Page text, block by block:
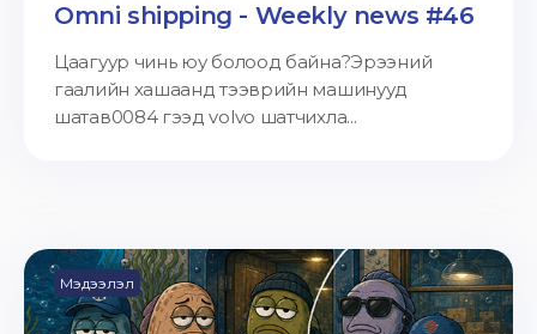
Omni shipping - Weekly news #46
Цаагуур чинь юу болоод байна?Эрээний
гаалийн хашаанд тээврийн машинууд
шатав0084 гээд volvo шатчихла...
Мэдээлэл